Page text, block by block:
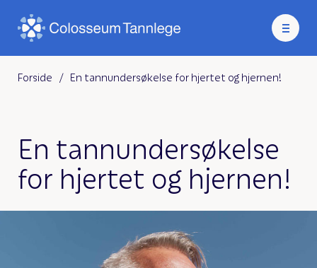
Forside / En tannundersøkelse for hjertet og hjernen!
En tannundersøkelse
for hjertet og hjernen!